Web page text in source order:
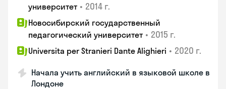
университет • 2014 г.
Новосибирский государственный
педагогический университет • 2015 г.
Universita per Stranieri Dante Alighieri • 2020 г.
Начала учить английский в языковой школе в
Лондоне